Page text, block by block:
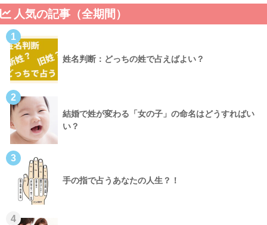
人気の記事（全期間）
1
姓名判断：どっちの姓で占えばよい？
2
結婚で姓が変わる「女の子」の命名はどうすればい
い？
3
手の指で占うあなたの人生？！
4